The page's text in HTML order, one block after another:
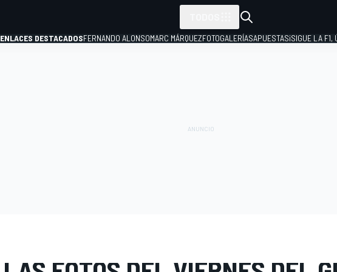
ENLACES DESTACADOSFERNANDO ALONSOMARC MÁRQUEZFOTOGALERÍASAPUESTAS¡SIGUE LA F1,